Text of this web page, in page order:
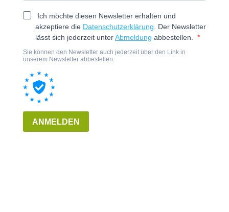
Ich möchte diesen Newsletter erhalten und
akzeptiere die Datenschutzerklärung . Der Newsletter
lässt sich jederzeit unterAbmeldung abbestellen.
Sie können den Newsletter auch jederzeit über den Link in
unserem Newsletter abbestellen.
ANMELDEN